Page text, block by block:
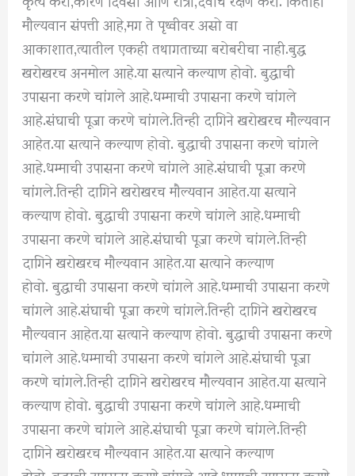
मौल्यवान संपत्ती आहे,मग ते पृथ्वीवर असो वा
आकाशात,त्यातील एकही तथागताच्या बरोबरीचा नाही.बुद्ध
खरोखरच अनमोल आहे.या सत्याने कल्याण होवो. बुद्धाची
उपासना करणे चांगले आहे.धम्माची उपासना करणे चांगले
आहे.संघाची पूजा करणे चांगले.तिन्ही दागिने खरोखरच मौल्यवान
आहेत.या सत्याने कल्याण होवो. बुद्धाची उपासना करणे चांगले
आहे.धम्माची उपासना करणे चांगले आहे.संघाची पूजा करणे
चांगले.तिन्ही दागिने खरोखरच मौल्यवान आहेत.या सत्याने
कल्याण होवो. बुद्धाची उपासना करणे चांगले आहे.धम्माची
उपासना करणे चांगले आहे.संघाची पूजा करणे चांगले.तिन्ही
दागिने खरोखरच मौल्यवान आहेत.या सत्याने कल्याण
होवो. बुद्धाची उपासना करणे चांगले आहे.धम्माची उपासना करणे
चांगले आहे.संघाची पूजा करणे चांगले.तिन्ही दागिने खरोखरच
मौल्यवान आहेत.या सत्याने कल्याण होवो. बुद्धाची उपासना करणे
चांगले आहे.धम्माची उपासना करणे चांगले आहे.संघाची पूजा
करणे चांगले.तिन्ही दागिने खरोखरच मौल्यवान आहेत.या सत्याने
कल्याण होवो. बुद्धाची उपासना करणे चांगले आहे.धम्माची
उपासना करणे चांगले आहे.संघाची पूजा करणे चांगले.तिन्ही
दागिने खरोखरच मौल्यवान आहेत.या सत्याने कल्याण